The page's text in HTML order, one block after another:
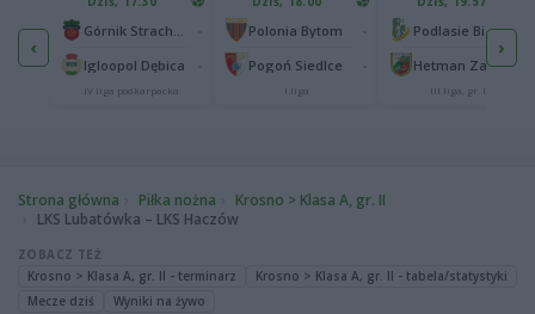
‹
65
25
Igloopol Dębica
IV liga podkarpacka
Polonia Bytom
Pogoń Siedlce
I liga
Podlasie Biała Podlaska
Hetman Zamość
III liga, gr. IV
›
Strona główna Piłka nożna
Krosno > Klasa A, gr. II
LKS Lubatówka – LKS Haczów
ZOBACZ TEŻ
Krosno > Klasa A, gr. II - terminarz
Krosno > Klasa A, gr. II - tabela/statystyki
Mecze dziś
Wyniki na żywo